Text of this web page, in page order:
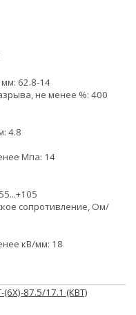
62.8-14
не менее %: 400
4.8
Мпа: 14
сопротивление, Ом/
кВ/мм: 18
87.5/17.1 (КВТ)